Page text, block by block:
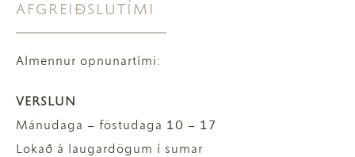
AFGREIÐSLUTÍMI
Almennur opnunartími:
VERSLUN
Mánudaga – föstudaga 10 – 17
Lokað á laugardögum í sumar